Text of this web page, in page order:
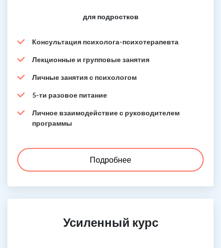
для подростков
Консультация психолога-психотерапевта
Лекционные и групповые занятия
Личные занятия с психологом
5-ти разовое питание
Личное взаимодействие с руководителем
программы
Подробнее
Усиленный курс